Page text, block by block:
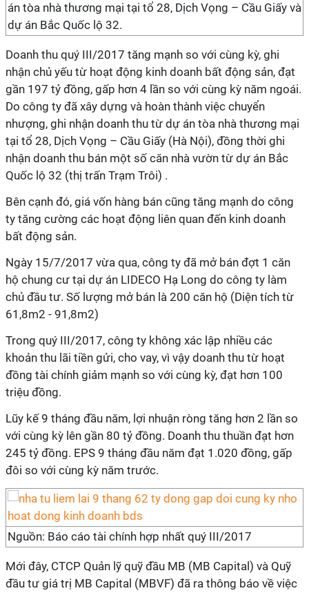
án tòa nhà thương mại tại tổ 28, Dịch Vọng – Cầu Giấy và
dự án Bắc Quốc lộ 32.
Doanh thu quý III/2017 tăng mạnh so với cùng kỳ, ghi
nhận chủ yếu từ hoạt động kinh doanh bất động sản, đạt
gần 197 tỷ đồng, gấp hơn 4 lần so với cùng kỳ năm ngoái.
Do công ty đã xây dựng và hoàn thành việc chuyển
nhượng, ghi nhận doanh thu từ dự án tòa nhà thương mại
tại tổ 28, Dịch Vọng – Cầu Giấy (Hà Nội), đồng thời ghi
nhận doanh thu bán một số căn nhà vườn từ dự án Bắc
Quốc lộ 32 (thị trấn Trạm Trôi) .
Bên cạnh đó, giá vốn hàng bán cũng tăng mạnh do công
ty tăng cường các hoạt động liên quan đến kinh doanh
bất động sản.
Ngày 15/7/2017 vừa qua, công ty đã mở bán đợt 1 căn
hộ chung cư tại dự án LIDECO Hạ Long do công ty làm
chủ đầu tư. Số lượng mở bán là 200 căn hộ (Diện tích từ
61,8m2 - 91,8m2)
Trong quý III/2017, công ty không xác lập nhiều các
khoản thu lãi tiền gửi, cho vay, vì vậy doanh thu từ hoạt
đồng tài chính giảm mạnh so với cùng kỳ, đạt hơn 100
triệu đồng.
Lũy kế 9 tháng đầu năm, lợi nhuận ròng tăng hơn 2 lần so
với cùng kỳ lên gần 80 tỷ đồng. Doanh thu thuần đạt hơn
245 tỷ đồng. EPS 9 tháng đầu năm đạt 1.020 đồng, gấp
đôi so với cùng kỳ năm trước.
Nguồn: Báo cáo tài chính hợp nhất quý III/2017
Mới đây, CTCP Quản lỹ quỹ đầu MB (MB Capital) và Quỹ
đầu tư giá trị MB Capital (MBVF) đã ra thông báo về việc